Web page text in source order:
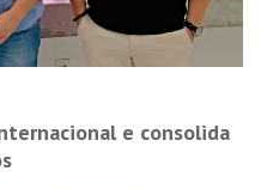
e consolida